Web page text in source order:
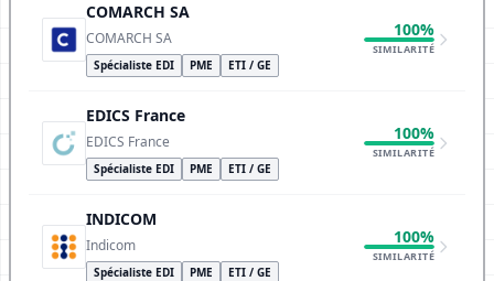
COMARCH SA
COMARCH SA
Spécialiste EDI PME ETI / GE
100%
SIMILARITÉ
EDICS France
EDICS France
Spécialiste EDI PME ETI / GE
100%
SIMILARITÉ
INDICOM
Indicom
Spécialiste EDI PME ETI / GE
100%
SIMILARITÉ